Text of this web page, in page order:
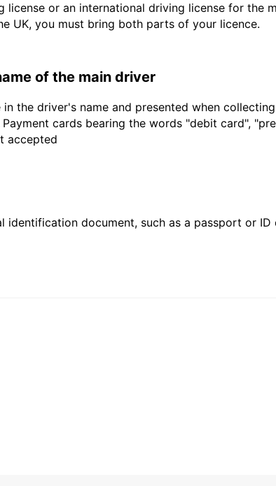
or an international driving license for the
UK, you must bring both parts of your licence.
of the main driver
the driver's name and presented when
cards bearing the words "debit card",
accepted
document, such as a passport or ID